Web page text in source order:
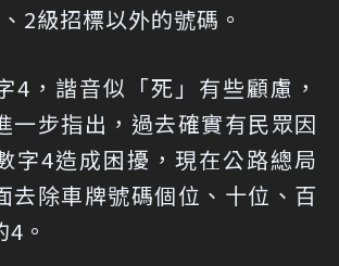
2級招標以外的號碼。
4，諧音似「死」有些顧慮，
一步指出，過去確實有民眾因
字4造成困擾，現在公路總局
去除車牌號碼個位、十位、百
。